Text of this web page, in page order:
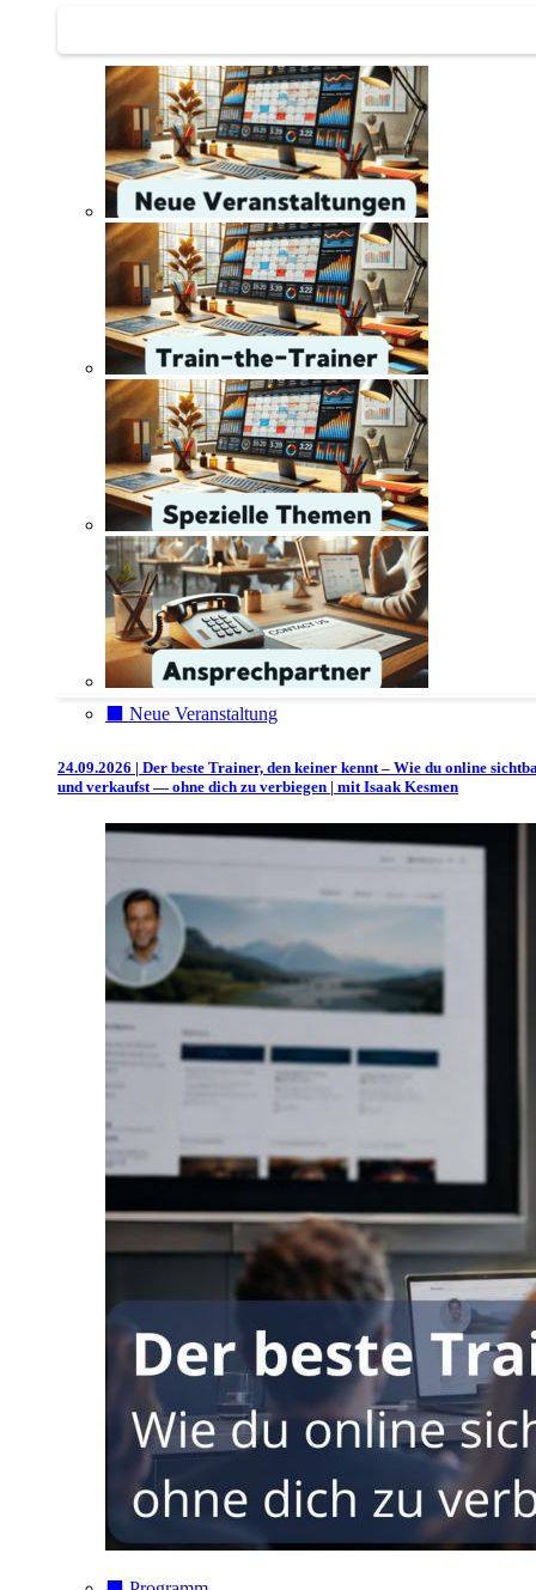
⬛️ Neue Veranstaltung
24.09.2026 | Der beste Trainer, den keiner kennt – Wie du online
und verkaufst — ohne dich zu verbiegen | mit Isaak Kesmen